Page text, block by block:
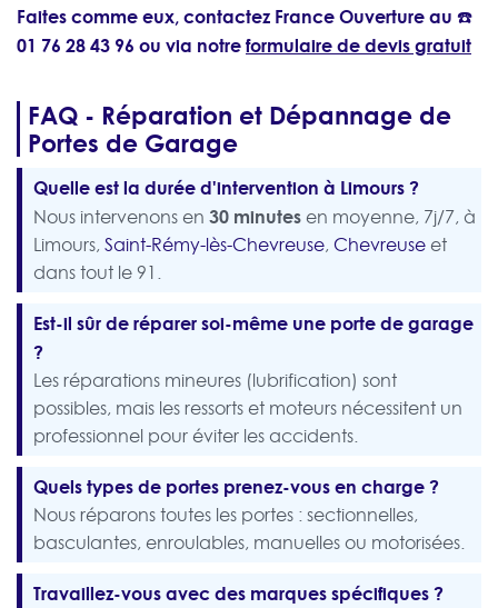
Faites comme eux, contactez France Ouverture au ☎️
01 76 28 43 96 ou via notreformulaire de devis gratuit
FAQ - Réparation et Dépannage de
Portes de Garage
Quelle est la durée d'intervention à Limours ?
Nous intervenons en 30 minutes en moyenne, 7j/7, à
Limours, Saint-Rémy-lès-Chevreuse, Chevreuse et
dans tout le 91.
Est-il sûr de réparer soi-même une porte de garage
?
Les réparations mineures (lubrification) sont
possibles, mais les ressorts et moteurs nécessitent un
professionnel pour éviter les accidents.
Quels types de portes prenez-vous en charge ?
Nous réparons toutes les portes : sectionnelles,
basculantes, enroulables, manuelles ou motorisées.
Travaillez-vous avec des marques spécifiques ?